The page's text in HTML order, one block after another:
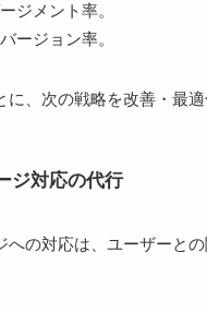
ジメント率。
ージョン率。
に、次の戦略を改善・最適
ジ対応の代行
への対応は、ユーザーと